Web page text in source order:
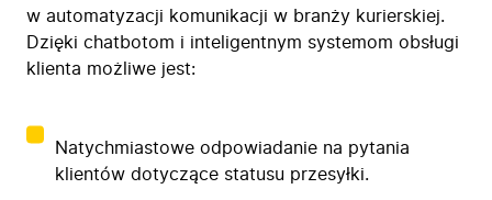
w automatyzacji komunikacji w branży kurierskiej.
Dzięki chatbotom i inteligentnym systemom obsługi
klienta możliwe jest:
Natychmiastowe odpowiadanie na pytania
klientów dotyczące statusu przesyłki.